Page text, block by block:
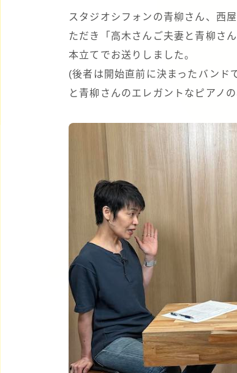
スタジオシフォンの青柳さん、西
ただき「高木さんご夫妻と青柳さ
本立てでお送りしました。
(後者は開始直前に決まったバンド
と青柳さんのエレガントなピアノ